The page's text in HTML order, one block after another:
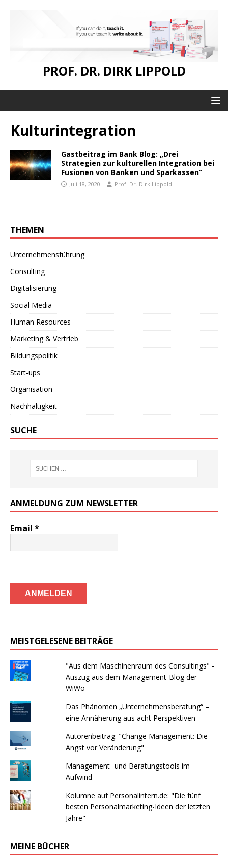
PROF. DR. DIRK LIPPOLD
Kulturintegration
Gastbeitrag im Bank Blog: „Drei
Strategien zur kulturellen Integration bei
Fusionen von Banken und Sparkassen“
Juli 18, 2020 Prof. Dr. Dirk Lippold
THEMEN
Unternehmensführung
Consulting
Digitalisierung
Social Media
Human Resources
Marketing & Vertrieb
Bildungspolitik
Start-ups
Organisation
Nachhaltigkeit
SUCHE
ANMELDUNG ZUM NEWSLETTER
Email *
MEISTGELESENE BEITRÄGE
"Aus dem Maschinenraum des Consultings" -
Auszug aus dem Management-Blog der
WiWo
Das Phänomen „Unternehmensberatung“ –
eine Annäherung aus acht Perspektiven
Autorenbeitrag: "Change Management: Die
Angst vor Veränderung"
Management- und Beratungstools im
Aufwind
Kolumne auf Personalintern.de: "Die fünf
besten Personalmarketing-Ideen der letzten
Jahre"
MEINE BÜCHER